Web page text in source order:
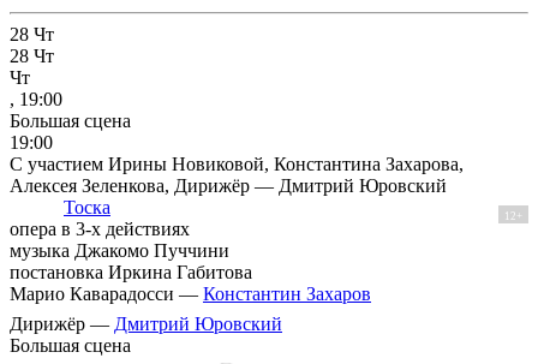
28 Чт
28 Чт
Чт
, 19:00
Большая сцена
19:00
С участием Ирины Новиковой, Константина Захарова,
Алексея Зеленкова, Дирижёр — Дмитрий Юровский
Тоска
12+
опера в 3-х действиях
музыка Джакомо Пуччини
постановка Иркина Габитова
Марио Каварадосси — Константин Захаров
Дирижёр — Дмитрий Юровский
Большая сцена